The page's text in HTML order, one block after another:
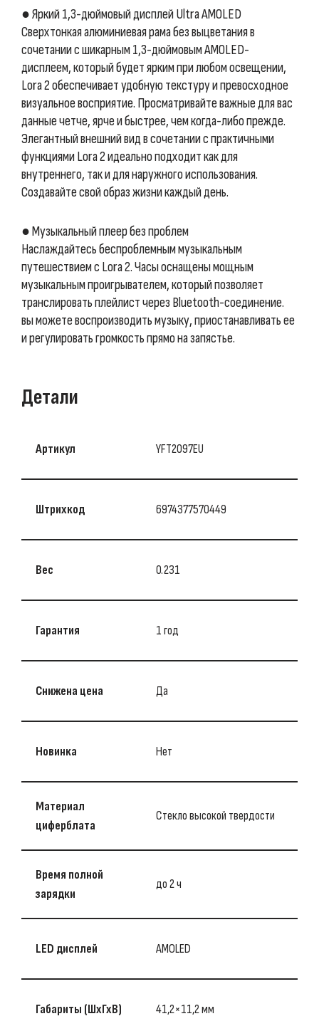
● Яркий 1,3-дюймовый дисплей Ultra AMOLED
Сверхтонкая алюминиевая рама без выцветания в
сочетании с шикарным 1,3-дюймовым AMOLED-
дисплеем, который будет ярким при любом освещении,
Lora 2 обеспечивает удобную текстуру и превосходное
визуальное восприятие. Просматривайте важные для вас
данные четче, ярче и быстрее, чем когда-либо прежде.
Элегантный внешний вид в сочетании с практичными
функциями Lora 2 идеально подходит как для
внутреннего, так и для наружного использования.
Создавайте свой образ жизни каждый день.
● Музыкальный плеер без проблем
Наслаждайтесь беспроблемным музыкальным
путешествием с Lora 2. Часы оснащены мощным
музыкальным проигрывателем, который позволяет
транслировать плейлист через Bluetooth-соединение.
вы можете воспроизводить музыку, приостанавливать ее
и регулировать громкость прямо на запястье.
Детали
Артикул YFT2097EU
Штрихкод 6974377570449
Вес 0.231
Гарантия 1 год
Снижена цена Да
Новинка Нет
Материал
циферблата
Стекло высокой твердости
Время полной
зарядки
до 2 ч
LED дисплей AMOLED
Габариты (ШхГхВ) 41,2×11,2 мм